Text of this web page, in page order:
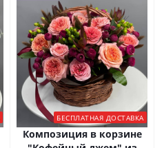
БЕСПЛАТНАЯ ДОСТАВКА
Композиция в корзине